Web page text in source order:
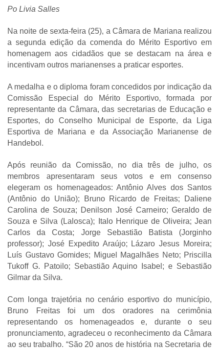
Po Livia Salles
Na noite de sexta-feira (25), a Câmara de Mariana realizou
a segunda edição da comenda do Mérito Esportivo em
homenagem aos cidadãos que se destacam na área e
incentivam outros marianenses a praticar esportes.
A medalha e o diploma foram concedidos por indicação da
Comissão Especial do Mérito Esportivo, formada por
representante da Câmara, das secretarias de Educação e
Esportes, do Conselho Municipal de Esporte, da Liga
Esportiva de Mariana e da Associação Marianense de
Handebol.
Após reunião da Comissão, no dia três de julho, os
membros apresentaram seus votos e em consenso
elegeram os homenageados: Antônio Alves dos Santos
(Antônio do União); Bruno Ricardo de Freitas; Daliene
Carolina de Souza; Denilson José Carneiro; Geraldo de
Souza e Silva (Lalosca); Italo Henrique de Oliveira; Jean
Carlos da Costa; Jorge Sebastião Batista (Jorginho
professor); José Expedito Araújo; Lázaro Jesus Moreira;
Luís Gustavo Gomides; Miguel Magalhães Neto; Priscilla
Tukoff G. Patoilo; Sebastião Aquino Isabel; e Sebastião
Gilmar da Silva.
Com longa trajetória no cenário esportivo do município,
Bruno Freitas foi um dos oradores na cerimônia
representando os homenageados e, durante o seu
pronunciamento, agradeceu o reconhecimento da Câmara
ao seu trabalho. “São 20 anos de história na Secretaria de